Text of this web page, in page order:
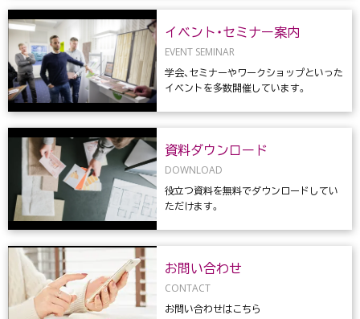
イベント・セミナー案内
EVENT SEMINAR
学会、セミナーやワークショップといった
イベントを多数開催しています。
資料ダウンロード
DOWNLOAD
役立つ資料を無料でダウンロードしてい
ただけます。
お問い合わせ
CONTACT
お問い合わせはこちら